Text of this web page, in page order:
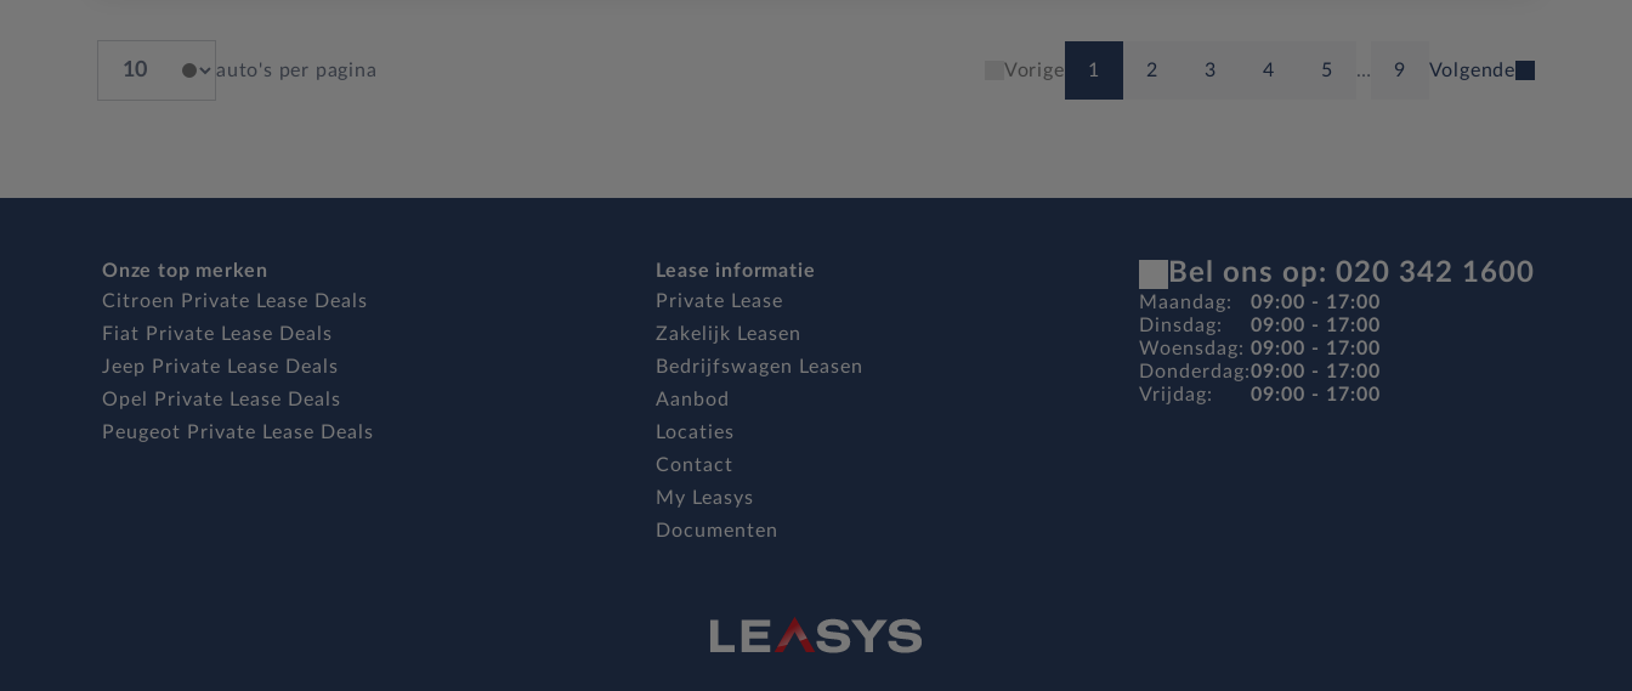
auto's per pagina Vorige 1 2 3 4 5 … 9 Volgende
Onze top merken
Citroen Private Lease Deals
Fiat Private Lease Deals
Jeep Private Lease Deals
Opel Private Lease Deals
Peugeot Private Lease Deals
Lease informatie
Private Lease
Zakelijk Leasen
Bedrijfswagen Leasen
Aanbod
Locaties
Contact
My Leasys
Documenten
Bel ons op: 020 342 1600
Maandag:
Dinsdag:
Woensdag:
Donderdag:
Vrijdag:
09:00 - 17:00
09:00 - 17:00
09:00 - 17:00
09:00 - 17:00
09:00 - 17:00